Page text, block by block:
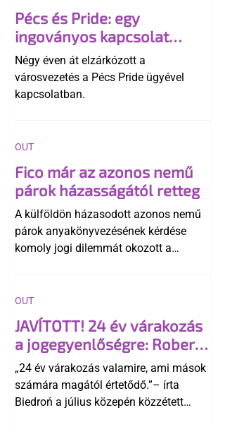
Pécs és Pride: egy
ingoványos kapcsolat
története
Négy éven át elzárkózott a
városvezetés a Pécs Pride ügyével
kapcsolatban.
Fico már az azonos nemű
párok házasságától retteg
A külföldön házasodott azonos nemű
párok anyakönyvezésének kérdése
komoly jogi dilemmát okozott a
egyértelműen tiltja a házasságuk
elismerését. Közben az ellenzéken belül
is vita robbant ki arról, hogy vissza
kellene-e vonni a kormány konzervatív
alkotmánymódosítását
OUT
JAVÍTOTT! 24 év várakozás
a jogegyenlőségre: Robert
Biedroń megindító üzenete
a lengyel bejegyzett
élettársi kapcsolatokért
„24 év várakozás valamire, ami mások
számára magától értetődő.”– írta
Biedroń a július közepén közzétett
OUT